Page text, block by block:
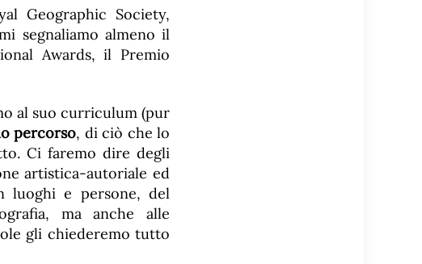
Geographic Society,
segnaliamo almeno il
Awards, il Premio
al suo curriculum (pur
percorso, di ciò che lo
Ci faremo dire degli
artistica-autoriale ed
luoghi e persone, del
ma anche alle
gli chiederemo tutto